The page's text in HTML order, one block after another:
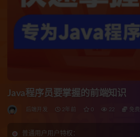
Java程序员要掌握的前端知识
后端开发 2年前 0 22 免费
普通用户用户特权：